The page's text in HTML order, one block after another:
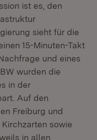
ist es, den
sieht für die
15-Minuten-Takt
und eines
wurden die
in der
Auf den
Freiburg und
sowie
in allen